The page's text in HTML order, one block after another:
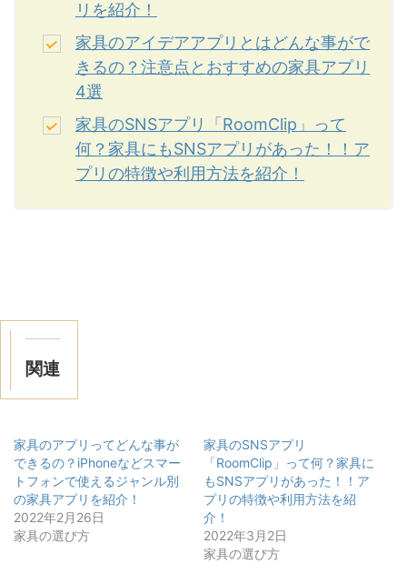
リを紹介！
家具のアイデアアプリとはどんな事がで
きるの？注意点とおすすめの家具アプリ
4選
家具のSNSアプリ「RoomClip」って
何？家具にもSNSアプリがあった！！ア
プリの特徴や利用方法を紹介！
関連
家具のアプリってどんな事が
できるの？iPhoneなどスマー
トフォンで使えるジャンル別
の家具アプリを紹介！
2022年2月26日
家具の選び方
家具のSNSアプリ
「RoomClip」って何？家具に
もSNSアプリがあった！！ア
プリの特徴や利用方法を紹
介！
2022年3月2日
家具の選び方